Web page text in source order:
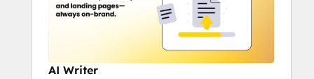
no-code AI agents customized to
your GTM motion.
across web and CRM for ultra-
AI Writer